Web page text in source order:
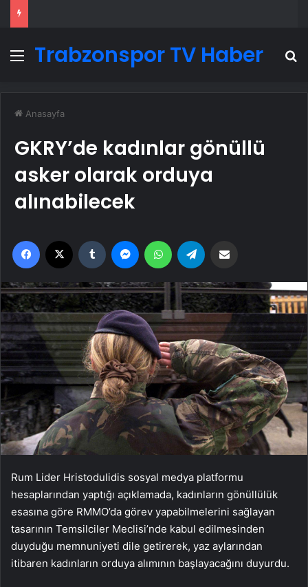
Menü
Trabzonspor TV Haber
Anasayfa
GKRY’de kadınlar gönüllü
asker olarak orduya
alınabilecek
Facebook Tumblr MessengerWhatsApp
Rum Lider Hristodulidis sosyal medya platformu
hesaplarından yaptığı açıklamada, kadınların gönüllülük
esasına göre RMMO’da görev yapabilmelerini sağlayan
tasarının Temsilciler Meclisi’nde kabul edilmesinden
duyduğu memnuniyeti dile getirerek, yaz aylarından
itibaren kadınların orduya alımının başlayacağını duyurdu.